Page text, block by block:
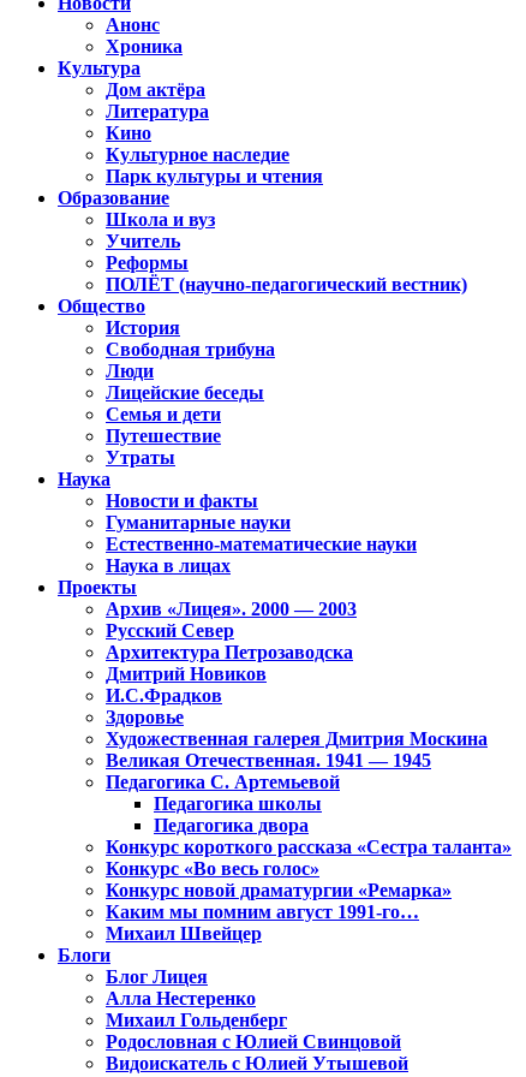
Анонс
Хроника
Культура
Дом актёра
Литература
Кино
Культурное наследие
Парк культуры и чтения
Образование
Школа и вуз
Учитель
Реформы
ПОЛЁТ (научно-педагогический вестник)
Общество
История
Свободная трибуна
Люди
Лицейские беседы
Семья и дети
Путешествие
Утраты
Наука
Новости и факты
Гуманитарные науки
Естественно-математические науки
Наука в лицах
Проекты
Архив «Лицея». 2000 — 2003
Русский Север
Архитектура Петрозаводска
Дмитрий Новиков
И.С.Фрадков
Здоровье
Художественная галерея Дмитрия Москина
Великая Отечественная. 1941 — 1945
Педагогика С. Артемьевой
Педагогика школы
Педагогика двора
Конкурс короткого рассказа «Сестра таланта»
Конкурс «Во весь голос»
Конкурс новой драматургии «Ремарка»
Каким мы помним август 1991-го…
Михаил Швейцер
Блоги
Блог Лицея
Алла Нестеренко
Михаил Гольденберг
Родословная с Юлией Свинцовой
Видоискатель с Юлией Утышевой